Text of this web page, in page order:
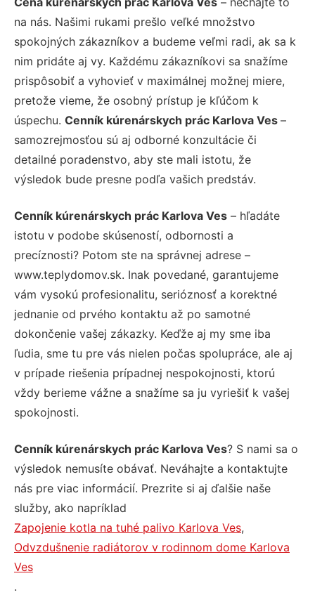
na nás. Našimi rukami prešlo veľké množstvo
spokojných zákazníkov a budeme veľmi radi, ak sa k
nim pridáte aj vy. Každému zákazníkovi sa snažíme
prispôsobiť a vyhovieť v maximálnej možnej miere,
pretože vieme, že osobný prístup je kľúčom k
úspechu. Cenník kúrenárskych prác Karlova Ves –
samozrejmosťou sú aj odborné konzultácie či
detailné poradenstvo, aby ste mali istotu, že
výsledok bude presne podľa vašich predstáv.
Cenník kúrenárskych prác Karlova Ves – hľadáte
istotu v podobe skúseností, odbornosti a
precíznosti? Potom ste na správnej adrese –
www.teplydomov.sk. Inak povedané, garantujeme
vám vysokú profesionalitu, serióznosť a korektné
jednanie od prvého kontaktu až po samotné
dokončenie vašej zákazky. Keďže aj my sme iba
ľudia, sme tu pre vás nielen počas spolupráce, ale aj
v prípade riešenia prípadnej nespokojnosti, ktorú
vždy berieme vážne a snažíme sa ju vyriešiť k vašej
spokojnosti.
Cenník kúrenárskych prác Karlova Ves? S nami sa o
výsledok nemusíte obávať. Neváhajte a kontaktujte
nás pre viac informácií. Prezrite si aj ďalšie naše
služby, ako napríklad
Zapojenie kotla na tuhé palivo Karlova Ves,
Odvzdušnenie radiátorov v rodinnom dome Karlova
Ves
.